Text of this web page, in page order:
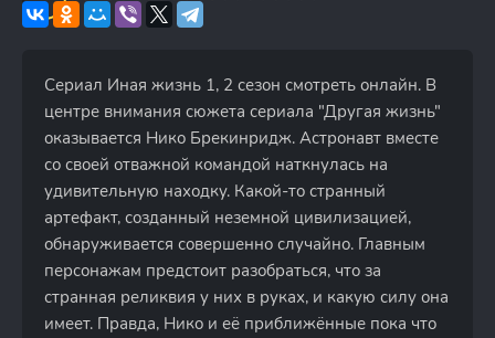
Сериал Иная жизнь 1, 2 сезон смотреть онлайн. В
центре внимания сюжета сериала "Другая жизнь"
оказывается Нико Брекинридж. Астронавт вместе
со своей отважной командой наткнулась на
удивительную находку. Какой-то странный
артефакт, созданный неземной цивилизацией,
обнаруживается совершенно случайно. Главным
персонажам предстоит разобраться, что за
странная реликвия у них в руках, и какую силу она
имеет. Правда, Нико и её приближённые пока что